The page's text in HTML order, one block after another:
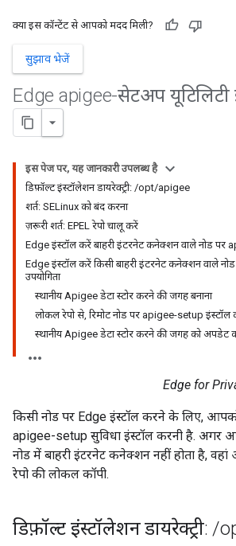
क्या इस कॉन्टेंट से आपको मदद मिली?
सुझाव भेजें
Edge apigee-सेटअप यूटिलिटी
इस पेज पर, यह जानकारी उपलब्ध है
डिफ़ॉल्ट इंस्टॉलेशन डायरेक्ट्री: /opt/apigee
शर्त: SELinux को बंद करना
ज़रूरी शर्त: EPEL रेपो चालू करें
Edge इंस्टॉल करें बाहरी इंटरनेट कनेक्शन वाले नोड पर
Edge इंस्टॉल करें किसी बाहरी इंटरनेट कनेक्शन वाले
उपयोगिता
स्थानीय Apigee डेटा स्टोर करने की जगह बनाना
लोकल रेपो से, रिमोट नोड पर apigee-setup इंस्टॉल
स्थानीय Apigee डेटा स्टोर करने की जगह को अपडेट
Edge for
किसी नोड पर Edge इंस्टॉल करने के लिए,
apigee-setup सुविधा इंस्टॉल करनी है.
नोड में बाहरी इंटरनेट कनेक्शन नहीं होता है,
रेपो की लोकल कॉपी.
डिफ़ॉल्ट इंस्टॉलेशन डायरेक्ट्री: /